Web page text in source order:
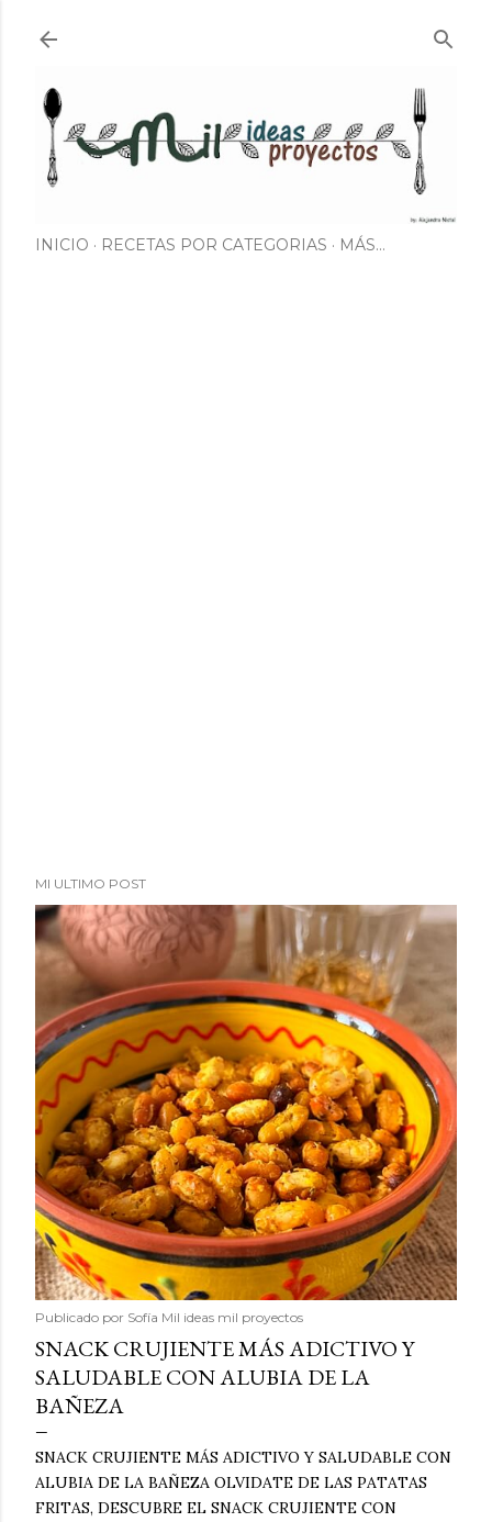
INICIO RECETAS POR CATEGORIAS MÁS…
MI ULTIMO POST
Publicado por Sofía Mil ideas mil proyectos
SNACK CRUJIENTE MÁS ADICTIVO Y
SALUDABLE CON ALUBIA DE LA
BAÑEZA
SNACK CRUJIENTE MÁS ADICTIVO Y SALUDABLE CON
ALUBIA DE LA BAÑEZA OLVIDATE DE LAS PATATAS
FRITAS, DESCUBRE EL SNACK CRUJIENTE CON